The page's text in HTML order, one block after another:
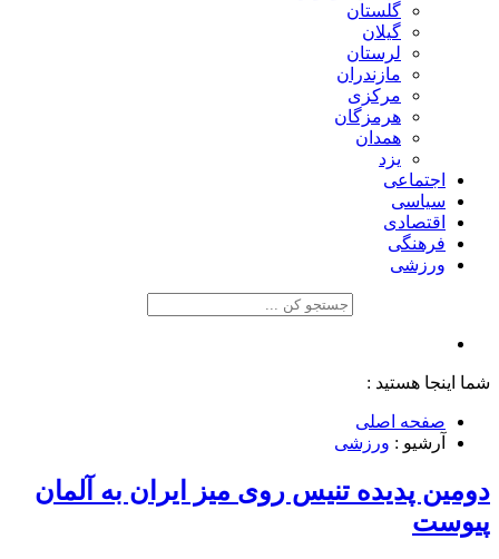
گلستان
گیلان
لرستان
مازندران
مرکزی
هرمزگان
همدان
یزد
اجتماعی
سیاسی
اقتصادی
فرهنگی
ورزشی
شما اینجا هستید :
صفحه اصلی
آرشیو : ورزشی
دومین پدیده تنیس روی میز ایران به آلمان
پیوست